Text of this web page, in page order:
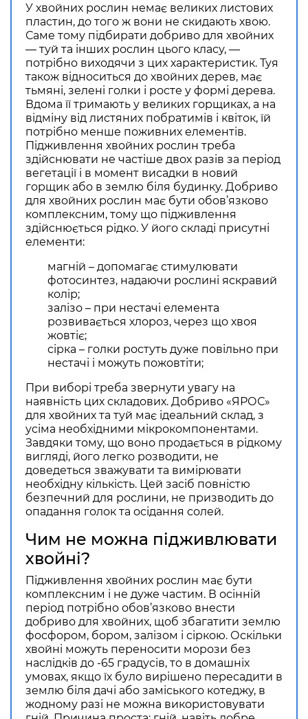
У хвойних рослин немає великих листових
пластин, до того ж вони не скидають хвою.
Саме тому підбирати добриво для хвойних
— туй та інших рослин цього класу, —
потрібно виходячи з цих характеристик. Туя
також відноситься до хвойних дерев, має
тьмяні, зелені голки і росте у формі дерева.
Вдома її тримають у великих горщиках, а на
відміну від листяних побратимів і квіток, їй
потрібно менше поживних елементів.
Підживлення хвойних рослин треба
здійснювати не частіше двох разів за період
вегетації і в момент висадки в новий
горщик або в землю біля будинку. Добриво
для хвойних рослин має бути обов’язково
комплексним, тому що підживлення
здійснюється рідко. У його складі присутні
елементи:
магній – допомагає стимулювати
фотосинтез, надаючи рослині яскравий
колір;
залізо – при нестачі елемента
розвивається хлороз, через що хвоя
жовтіє;
сірка – голки ростуть дуже повільно при
нестачі і можуть пожовтіти;
При виборі треба звернути увагу на
наявність цих складових. Добриво «ЯРОС»
для хвойних та туй має ідеальний склад, з
усіма необхідними мікрокомпонентами.
Завдяки тому, що воно продається в рідкому
вигляді, його легко розводити, не
доведеться зважувати та вимірювати
необхідну кількість. Цей засіб повністю
безпечний для рослини, не призводить до
опадання голок та осідання солей.
Чим не можна підживлювати
хвойні?
Підживлення хвойних рослин має бути
комплексним і не дуже частим. В осінній
період потрібно обов’язково внести
добриво для хвойних, щоб збагатити землю
фосфором, бором, залізом і сіркою. Оскільки
хвойні можуть переносити морози без
наслідків до -65 градусів, то в домашніх
умовах, якщо їх було вирішено пересадити в
землю біля дачі або заміського котеджу, в
жодному разі не можна використовувати